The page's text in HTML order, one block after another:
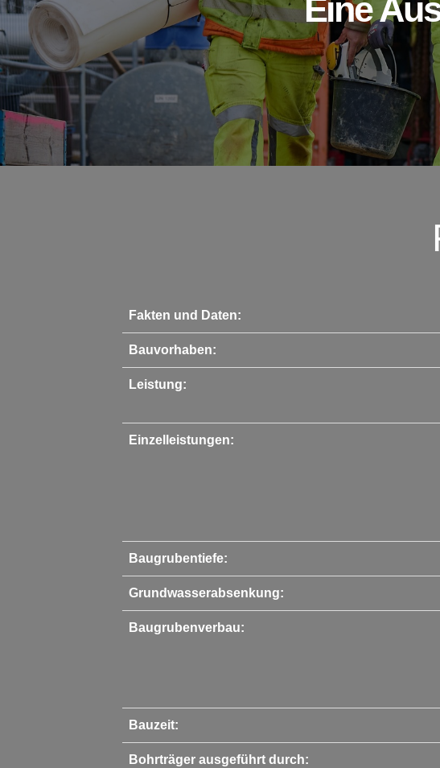
Eine
Fakten und Daten:
Bauvorhaben:
Leistung:
Einzelleistungen:
Baugrubentiefe:
Grundwasserabsenkung:
Baugrubenverbau:
Bauzeit:
Bohrträger ausgeführt durch: